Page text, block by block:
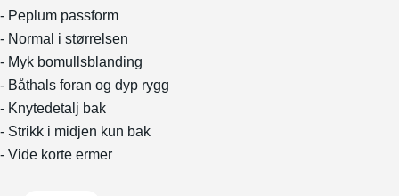
- Peplum passform
- Normal i størrelsen
- Myk bomullsblanding
- Båthals foran og dyp rygg
- Knytedetalj bak
- Strikk i midjen kun bak
- Vide korte ermer